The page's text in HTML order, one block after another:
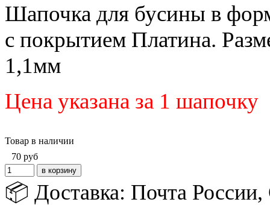
Шапочка для бусины в
с покрытием Платина.
1,1мм
Цена указана за 1 шапочку
Товар в наличии
70 руб
📦 Доставка: Почта